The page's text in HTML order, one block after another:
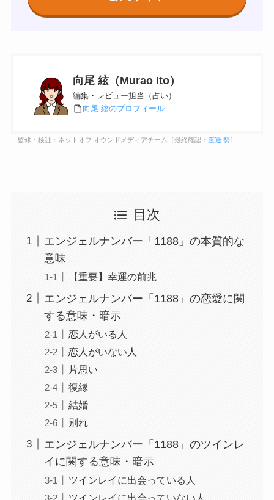
向尾 絃（Murao Ito）
編集・レビュー担当（占い）
向尾 絃のプロフィール
監修・検証：ネットオフ オウンドメディアチーム［最終確認： 渡邊 勢］
目次
エンジェルナンバー「1188」の本質的な
意味
【重要】幸運の前兆
エンジェルナンバー「1188」の恋愛に関
する意味・暗示
恋人がいる人
恋人がいない人
片思い
復縁
結婚
別れ
エンジェルナンバー「1188」のツインレ
イに関する意味・暗示
ツインレイに出会っている人
ツインレイに出会っていない人